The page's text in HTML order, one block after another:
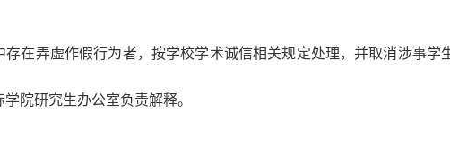
存在弄虚作假行为者，按学校学术诚信相关规定处理，并取消涉事学
院研究生办公室负责解释。